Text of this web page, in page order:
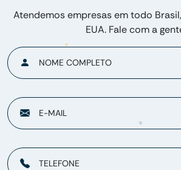
Atendemos empresas em todo
EUA. Fale com a
NOME COMPLETO
E-MAIL
TELEFONE